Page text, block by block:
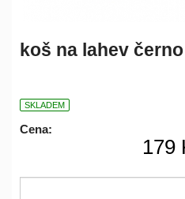
koš na lahev
SKLADEM
Cena:
179